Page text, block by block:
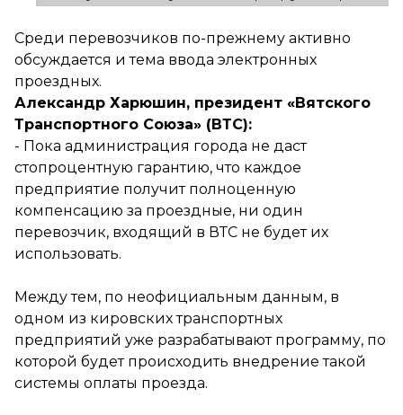
Среди перевозчиков по-прежнему активно
обсуждается и тема ввода электронных
проездных.
Александр Харюшин, президент «Вятского
Транспортного Союза» (ВТС):
- Пока администрация города не даст
стопроцентную гарантию, что каждое
предприятие получит полноценную
компенсацию за проездные, ни один
перевозчик, входящий в ВТС не будет их
использовать.
Между тем, по неофициальным данным, в
одном из кировских транспортных
предприятий уже разрабатывают программу, по
которой будет происходить внедрение такой
системы оплаты проезда.